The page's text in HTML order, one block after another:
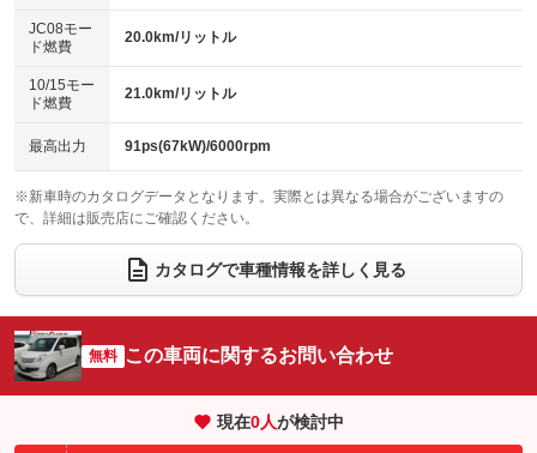
電動格納ミラー
：装備あり
：装備なし
パワーシート
ベンチシート
：装備なし
チップアップシート
：装備なし
：装備なし ：装備なし
ウォークスルー
：装備あり
電動リアゲート フロントカメラ
：装備なし
：装備なし ：装備なし
サイドカメラ
：装備なし ルーフレール
：装備なし
：装備なし
：装備なし
JC08モー
ド燃費
20.0km/リットル
10/15モー
ド燃費
21.0km/リットル
最高出力 91ps(67kW)/6000rpm
※新車時のカタログデータとなります。実際とは異なる場合がございますの
で、詳細は販売店にご確認ください。
カタログで車種情報を詳しく見る
無料 この車両に関するお問い合わせ
現在0人が検討中